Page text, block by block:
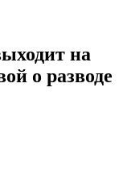
на
о разводе